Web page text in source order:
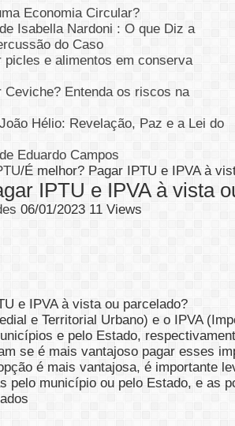
Economia Circular?
Isabella Nardoni : O que Diz a
do Caso
picles e alimentos em conserva
Ceviche? Entenda os riscos na
Hélio: Revelação, Paz e a Lei do
Eduardo Campos
/É melhor? Pagar IPTU e IPVA à
IPTU e IPVA à vista
06/01/2023 11 Views
e IPVA à vista ou parcelado?
e Territorial Urbano) e o IPVA
e pelo Estado,
se é mais vantajoso pagar esses
é mais vantajosa, é importante
pelo município ou pelo Estado, e as